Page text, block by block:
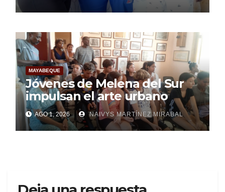
MAYABEQUE
Jóvenes de Melena del Sur
impulsan el arte urbano
AGO 1, 2026 NAIVYS MARTÍNEZ MIRABAL